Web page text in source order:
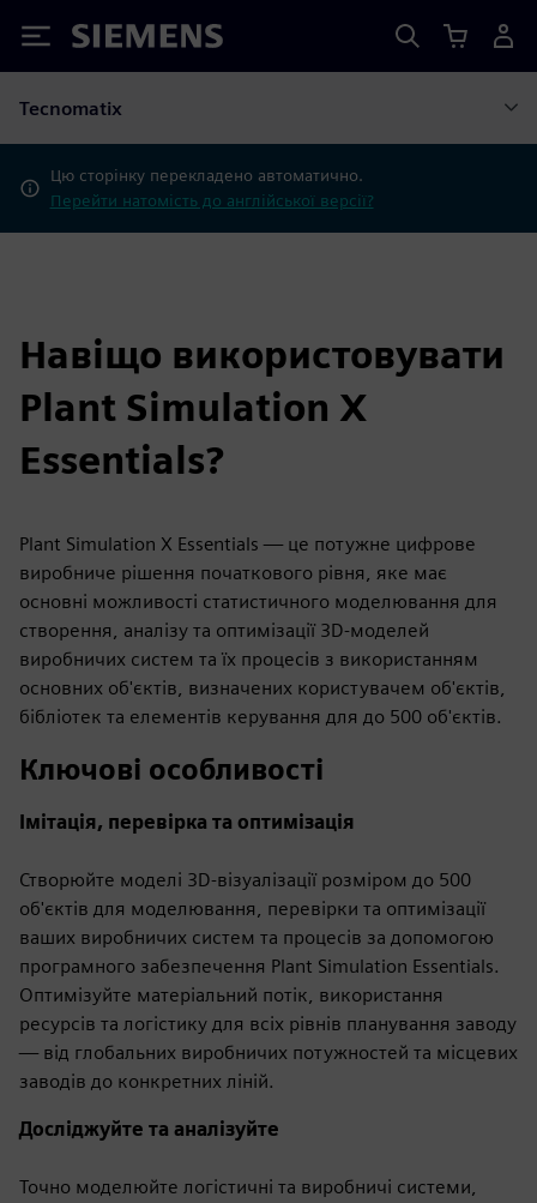
Siemens
Tecnomatix
Цю сторінку перекладено автоматично.
Перейти натомість до англійської версії?
Навіщо використовувати
Plant Simulation X
Essentials?
Plant Simulation X Essentials — це потужне цифрове
виробниче рішення початкового рівня, яке має
основні можливості статистичного моделювання для
створення, аналізу та оптимізації 3D-моделей
виробничих систем та їх процесів з використанням
основних об'єктів, визначених користувачем об'єктів,
бібліотек та елементів керування для до 500 об'єктів.
Ключові особливості
Імітація, перевірка та оптимізація
Створюйте моделі 3D-візуалізації розміром до 500
об'єктів для моделювання, перевірки та оптимізації
ваших виробничих систем та процесів за допомогою
програмного забезпечення Plant Simulation Essentials.
Оптимізуйте матеріальний потік, використання
ресурсів та логістику для всіх рівнів планування заводу
— від глобальних виробничих потужностей та місцевих
заводів до конкретних ліній.
Досліджуйте та аналізуйте
Точно моделюйте логістичні та виробничі системи,